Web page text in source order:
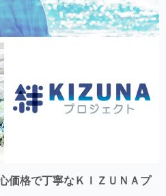
価格で丁寧なＫＩＺＵＮＡプ